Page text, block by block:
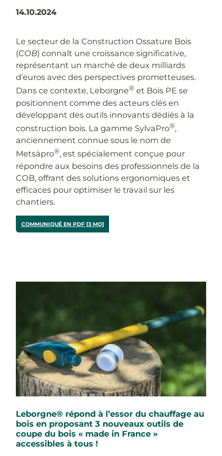
14.10.2024
Le secteur de la Construction Ossature Bois
(COB) connaît une croissance significative,
représentant un marché de deux milliards
d’euros avec des perspectives prometteuses.
Dans ce contexte, Leborgne®et Bois PE se
positionnent comme des acteurs clés en
développant des outils innovants dédiés à la
construction bois. La gamme SylvaPro®,
anciennement connue sous le nom de
Metsäpro®, est spécialement conçue pour
répondre aux besoins des professionnels de la
COB, offrant des solutions ergonomiques et
efficaces pour optimiser le travail sur les
chantiers.
COMMUNIQUÉ EN PDF [3 MO]
Leborgne® répond à l’essor du chauffage au
bois en proposant 3 nouveaux outils de
coupe du bois « made in France »
accessibles à tous !